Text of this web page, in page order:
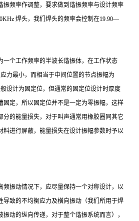
振频率作调整，要求做到谐振频率与设计频率
焊头，我们焊头的频率会控制在19.90—
一个工作频率的半波长谐振体，在工作状态
力最小，而相当于中间位置的节点振幅为
设计为固定位，但通常的固定位设计时厚度
固定，所以固定位并不是一定为零振幅，这样
分的能量损失，对于叫声通常用橡胶圈同其它
料进行屏蔽，能量损失在设计振幅参数时予以
频振动情况下，应尽量保持一个对称设计，以
导致的不均衡应力及横向振动（我们所用于焊
动的纵向传递，对于整个谐振系统而言），